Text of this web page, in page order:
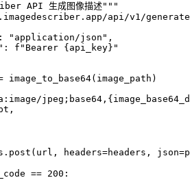
API 生成图像描述"""
api/v1/
"application/json",
f"Bearer {api_key}"
image_to_base64(image_path)
headers=headers,
== 200: